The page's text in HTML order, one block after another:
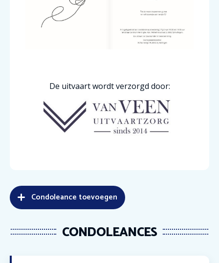
De uitvaart wordt verzorgd door:
Condoleance toevoegen
CONDOLEANCES